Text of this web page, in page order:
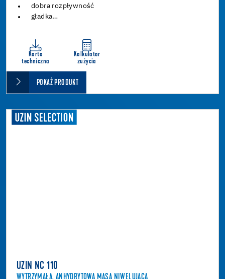
dobra rozpływność
gładka…
Karta
techniczna
Kalkulator
zużycia
POKAŻ PRODUKT
UZIN NC 110
WYTRZYMAŁA, ANHYDRYTOWA MASA NIWELUJĄCA